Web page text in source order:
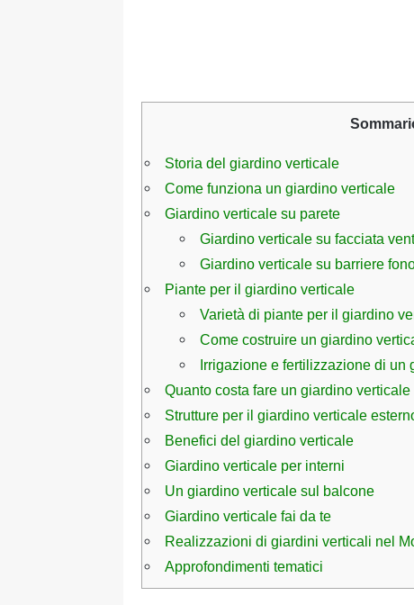
Storia del giardino verticale
Come funziona un giardino verticale
Giardino verticale su parete
Giardino verticale su facciata
Giardino verticale su barriere
Piante per il giardino verticale
Varietà di piante per il giardino
Come costruire un giardino
Irrigazione e fertilizzazione di un
Quanto costa fare un giardino verticale
Strutture per il giardino verticale
Benefici del giardino verticale
Giardino verticale per interni
Un giardino verticale sul balcone
Giardino verticale fai da te
Realizzazioni di giardini verticali nel
Approfondimenti tematici